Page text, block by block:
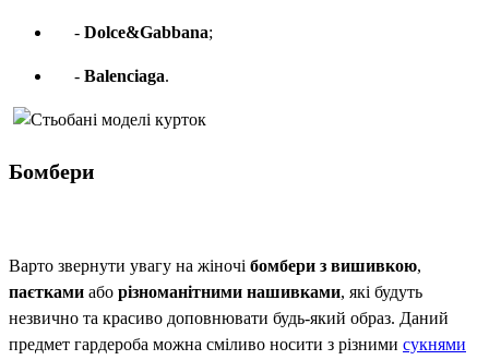
- Dolce&Gabbana;
- Balenciaga.
Бомбери
Варто звернути увагу на жіночі бомбери з вишивкою,
паєтками або різноманітними нашивками, які будуть
незвично та красиво доповнювати будь-який образ. Даний
предмет гардероба можна сміливо носити з різними сукнями